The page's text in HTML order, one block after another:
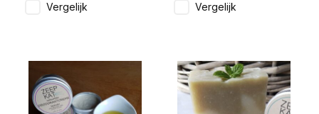
Vergelijk Vergelijk